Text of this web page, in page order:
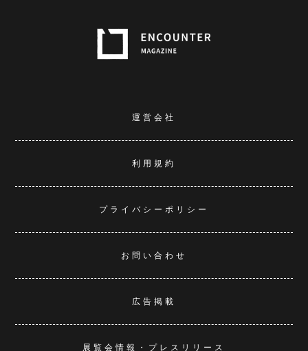
運営会社
利用規約
プライバシーポリシー
お問い合わせ
広告掲載
展覧会情報・プレスリリース